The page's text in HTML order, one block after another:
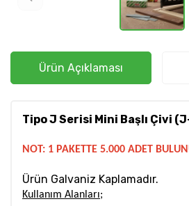
Ürün Açıklaması
Tipo J Serisi Mini Başlı Çivi
NOT: 1 PAKETTE 5.000 ADET
Ürün Galvaniz Kaplamadır.
Kullanım Alanları;